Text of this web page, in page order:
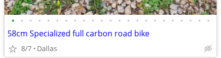
• • • • • • • • • • • • • • • • • • • • • • •
58cm Specialized full carbon road bike
8/7 Dallas